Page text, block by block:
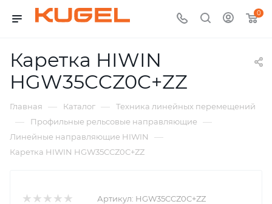
0
Каретка HIWIN
HGW35CCZ0C+ZZ
Главная — Каталог — Техника линейных перемещений
— Профильные рельсовые направляющие —
Линейные направляющие HIWIN —
Каретка HIWIN HGW35CCZ0C+ZZ
Артикул: HGW35CCZ0C+ZZ